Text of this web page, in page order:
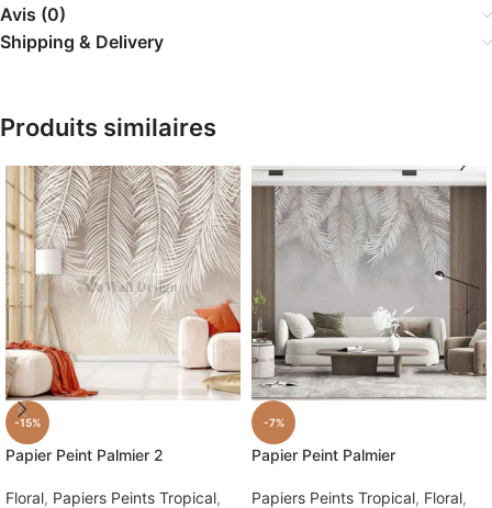
Avis (0)
Shipping & Delivery
Produits similaires
-15%
Papier Peint Palmier 2
Floral, Papiers Peints Tropical,
-7%
Papier Peint Palmier
Papiers Peints Tropical, Floral,